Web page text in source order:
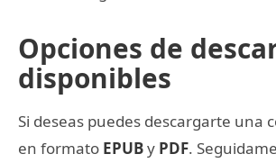
Opciones de
disponibles
Si deseas puedes descargarte una
en formato EPUBy PDF.